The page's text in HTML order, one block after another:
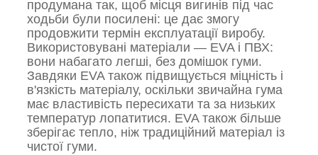
продумана так, щоб місця вигинів під час
ходьби були посилені: це дає змогу
продовжити термін експлуатації виробу.
Використовувані матеріали — EVA і ПВХ:
вони набагато легші, без домішок гуми.
Завдяки EVA також підвищується міцність і
в'язкість матеріалу, оскільки звичайна гума
має властивість пересихати та за низьких
температур лопатитися. EVA також більше
зберігає тепло, ніж традиційний матеріал із
чистої гуми.